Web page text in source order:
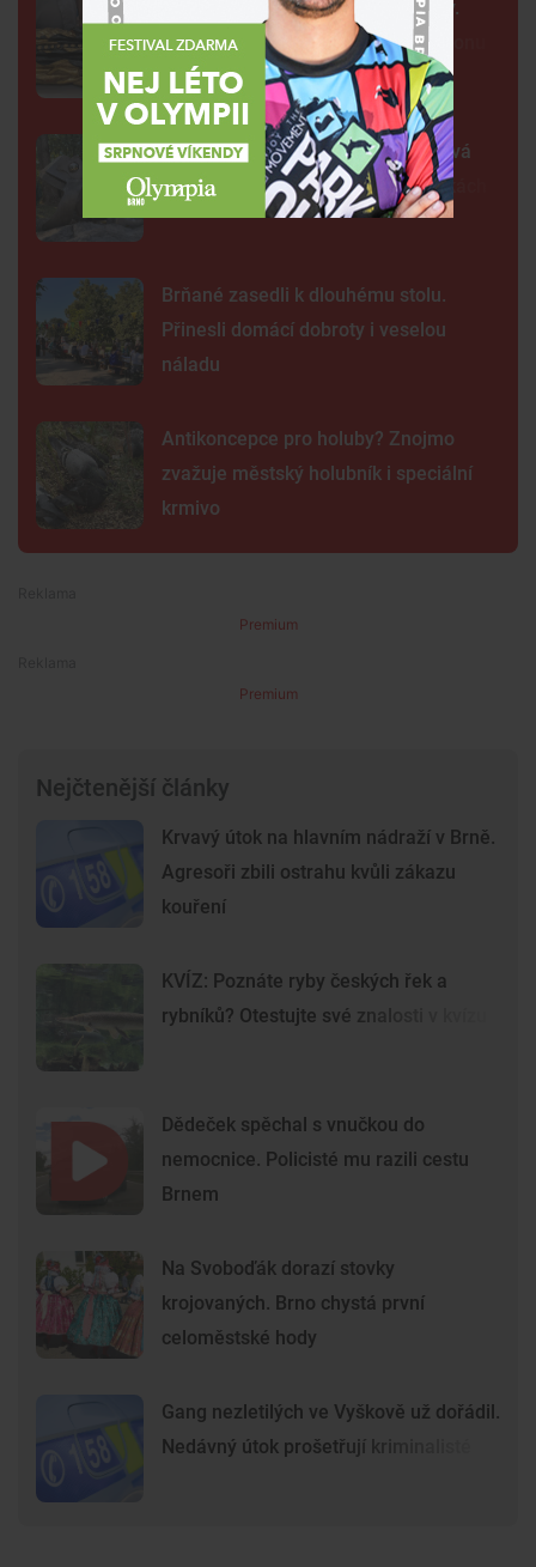
Neobvyklá pacientka u svaté Anny.
Lékaři vyšetřili 700 let starou madonu
Žába sedí na prameni a bublá. Nová
fontána oživila parčík v Žabovřeskách
Brňané zasedli k dlouhému stolu.
Přinesli domácí dobroty i veselou
náladu
Antikoncepce pro holuby? Znojmo
zvažuje městský holubník i speciální
krmivo
Premium
Premium
Nejčtenější články
Krvavý útok na hlavním nádraží v Brně.
Agresoři zbili ostrahu kvůli zákazu
kouření
KVÍZ: Poznáte ryby českých řek a
rybníků? Otestujte své znalosti v kvízu
Dědeček spěchal s vnučkou do
nemocnice. Policisté mu razili cestu
Brnem
Na Svoboďák dorazí stovky
krojovaných. Brno chystá první
celoměstské hody
Gang nezletilých ve Vyškově už dořádil.
Nedávný útok prošetřují kriminalisté